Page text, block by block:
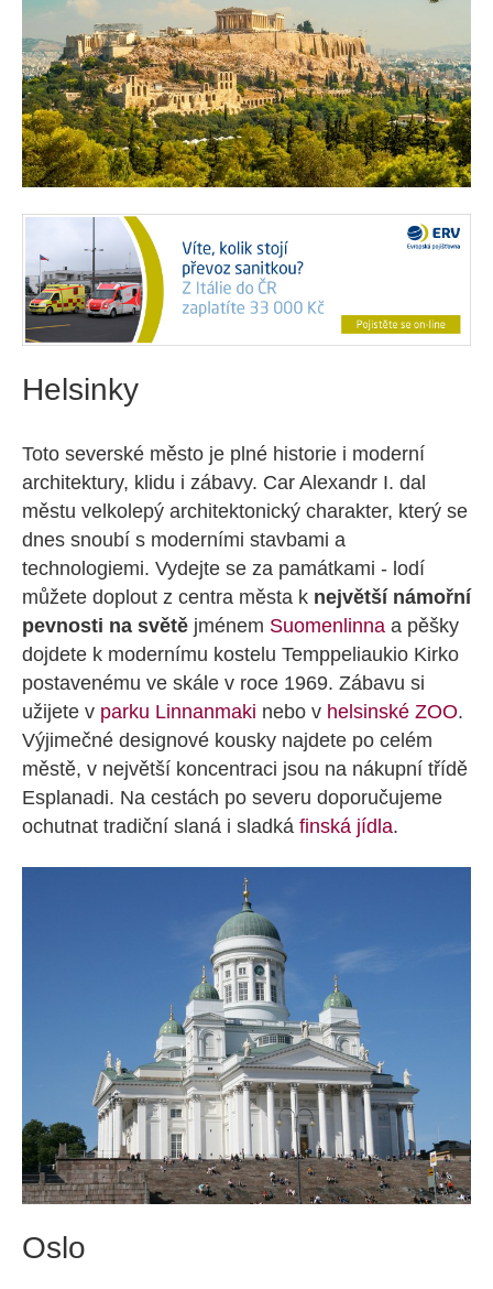
Helsinky
Toto severské město je plné historie i moderní
architektury, klidu i zábavy. Car Alexandr I. dal
městu velkolepý architektonický charakter, který se
dnes snoubí s moderními stavbami a
technologiemi. Vydejte se za památkami - lodí
můžete doplout z centra města k největší námořní
pevnosti na světě jménem Suomenlinna a pěšky
dojdete k modernímu kostelu Temppeliaukio Kirko
postavenému ve skále v roce 1969. Zábavu si
užijete v parku Linnanmaki nebo v helsinské ZOO.
Výjimečné designové kousky najdete po celém
městě, v největší koncentraci jsou na nákupní třídě
Esplanadi. Na cestách po severu doporučujeme
ochutnat tradiční slaná i sladká finská jídla.
Oslo